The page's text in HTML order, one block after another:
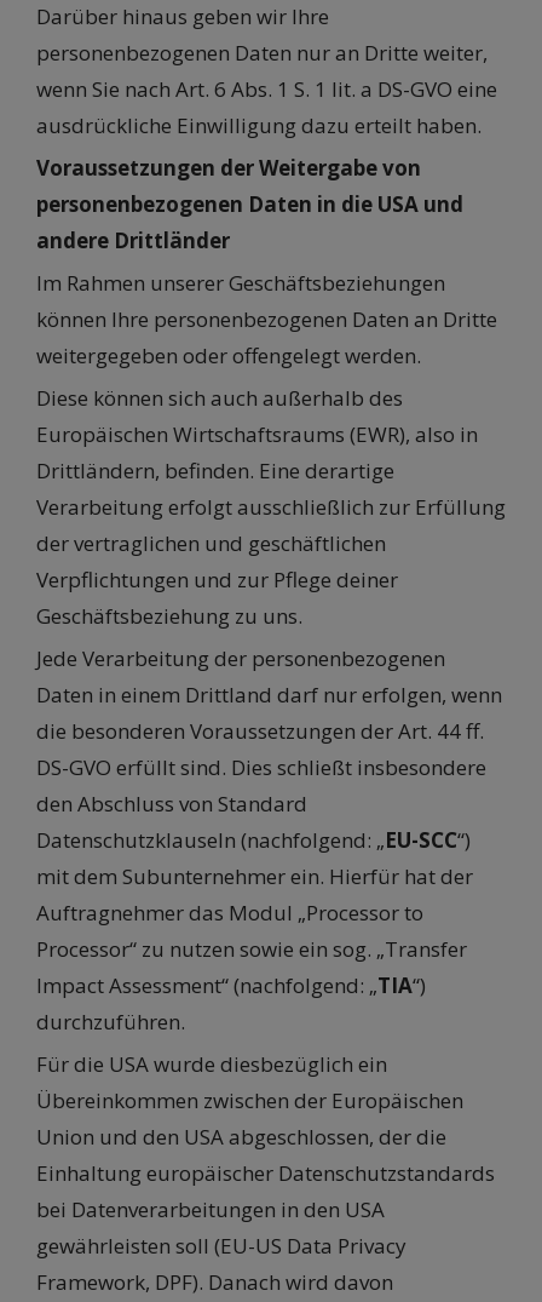
Darüber hinaus geben wir Ihre
personenbezogenen Daten nur an Dritte weiter,
wenn Sie nach Art. 6 Abs. 1 S. 1 lit. a DS-GVO eine
ausdrückliche Einwilligung dazu erteilt haben.
Voraussetzungen der Weitergabe von
personenbezogenen Daten in die USA und
andere Drittländer
Im Rahmen unserer Geschäftsbeziehungen
können Ihre personenbezogenen Daten an Dritte
weitergegeben oder offengelegt werden.
Diese können sich auch außerhalb des
Europäischen Wirtschaftsraums (EWR), also in
Drittländern, befinden. Eine derartige
Verarbeitung erfolgt ausschließlich zur Erfüllung
der vertraglichen und geschäftlichen
Verpflichtungen und zur Pflege deiner
Geschäftsbeziehung zu uns.
Jede Verarbeitung der personenbezogenen
Daten in einem Drittland darf nur erfolgen, wenn
die besonderen Voraussetzungen der Art. 44 ff.
DS-GVO erfüllt sind. Dies schließt insbesondere
den Abschluss von Standard
Datenschutzklauseln (nachfolgend: „EU-SCC“)
mit dem Subunternehmer ein. Hierfür hat der
Auftragnehmer das Modul „Processor to
Processor“ zu nutzen sowie ein sog. „Transfer
Impact Assessment“ (nachfolgend: „TIA“)
durchzuführen.
Für die USA wurde diesbezüglich ein
Übereinkommen zwischen der Europäischen
Union und den USA abgeschlossen, der die
Einhaltung europäischer Datenschutzstandards
bei Datenverarbeitungen in den USA
gewährleisten soll (EU-US Data Privacy
Framework, DPF). Danach wird davon